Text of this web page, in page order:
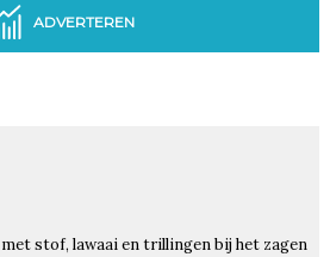
ADVERTEREN
stof, lawaai en trillingen bij het zagen